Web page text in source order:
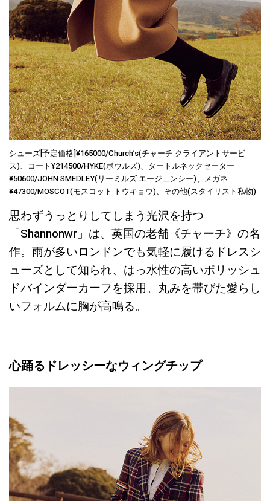
シューズ[予定価格]¥165000/Church’s(チャーチ クライアントサービ
ス)、コート¥214500/HYKE(ボウルズ)、タートルネックセーター
¥50600/JOHN SMEDLEY(リーミルズ エージェンシー)、メガネ
¥47300/MOSCOT(モスコット トウキョウ)、その他(スタイリスト私物)
思わずうっとりしてしまう光沢を持つ
「Shannonwr」は、英国の老舗《チャーチ》の名
作。雨が多いロンドンでも気軽に履けるドレスシ
ューズとして知られ、はっ水性の高いポリッシュ
ドバインダーカーフを採用。丸みを帯びた愛らし
いフォルムに胸が高鳴る。
心踊るドレッシーなウィングチップ